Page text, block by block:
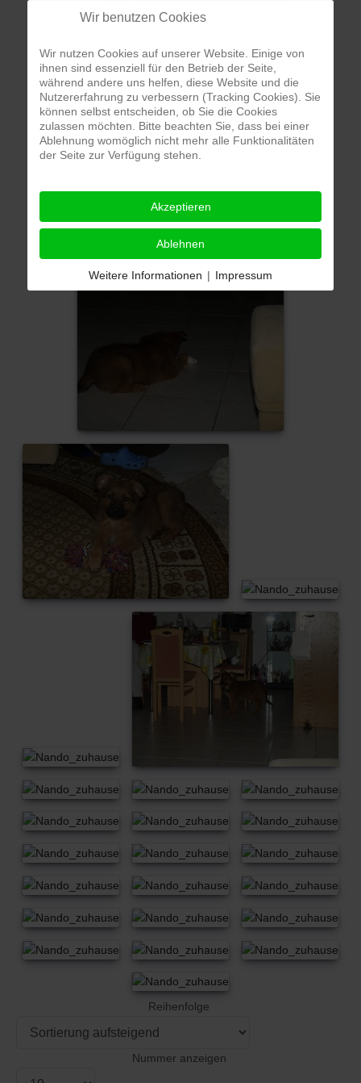
Reihenfolge
Nummer anzeigen
Wir benutzen Cookies
Wir nutzen Cookies auf unserer Website. Einige von
ihnen sind essenziell für den Betrieb der Seite,
während andere uns helfen, diese Website und die
Nutzererfahrung zu verbessern (Tracking Cookies). Sie
können selbst entscheiden, ob Sie die Cookies
zulassen möchten. Bitte beachten Sie, dass bei einer
Ablehnung womöglich nicht mehr alle Funktionalitäten
der Seite zur Verfügung stehen.
Akzeptieren
Ablehnen
Weitere Informationen | Impressum